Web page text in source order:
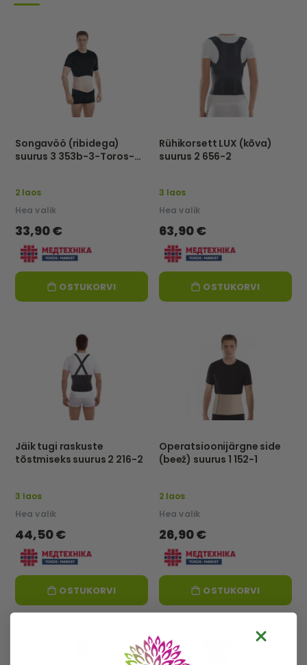
Songavöö (ribidega)
suurus 3 353b-3-Toros-
2 laos
Hea valik
33,90 €
OSTUKORVI
Rühikorsett LUX (kõva)
suurus 2 656-2
3 laos
Hea valik
63,90 €
OSTUKORVI
Jäik tugi raskuste
tõstmiseks suurus 2 216-2
3 laos
Hea valik
44,50 €
OSTUKORVI
Operatsioonijärgne side
(beež) suurus 1 152-1
2 laos
Hea valik
26,90 €
OSTUKORVI